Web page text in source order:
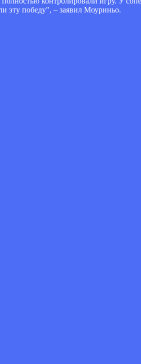
эту победу", – заявил Моуриньо.